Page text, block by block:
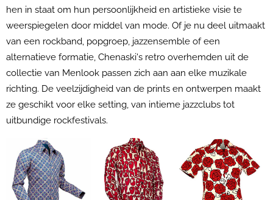
hen in staat om hun persoonlijkheid en artistieke visie te
weerspiegelen door middel van mode. Of je nu deel uitmaakt
van een rockband, popgroep, jazzensemble of een
alternatieve formatie, Chenaski's retro overhemden uit de
collectie van Menlook passen zich aan aan elke muzikale
richting. De veelzijdigheid van de prints en ontwerpen maakt
ze geschikt voor elke setting, van intieme jazzclubs tot
uitbundige rockfestivals.